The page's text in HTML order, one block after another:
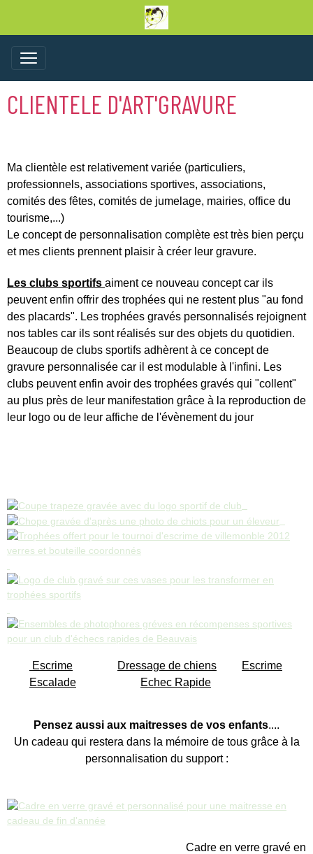
CLIENTELE D'ART'GRAVURE
Ma clientèle est relativement variée (particuliers,
professionnels, associations sportives, associations,
comités des fêtes, comités de jumelage, mairies, office du
tourisme,...)
Le concept de personnalisation complète est très bien perçu
et mes clients prennent plaisir à créer leur gravure.
Les clubs sportifs aiment ce nouveau concept car ils
peuvent enfin offrir des trophées qui ne restent plus "au fond
des placards". Les trophées gravés personnalisés rejoignent
nos tables car ils sont réalisés sur des objets du quotidien.
Beaucoup de clubs sportifs adhèrent à ce concept de
gravure personnalisée car il est modulable à l'infini. Les
clubs peuvent enfin avoir des trophées gravés qui "collent"
au plus près de leur manifestation grâce à la reproduction de
leur logo ou de leur affiche de l'évènement du jour
Escrime Dressage de chiens
Escrime
Escalade
Echec Rapide
Pensez aussi aux maitresses de vos enfants....
Un cadeau qui restera dans la mémoire de tous grâce à la
personnalisation du support :
Cadre en verre gravé en